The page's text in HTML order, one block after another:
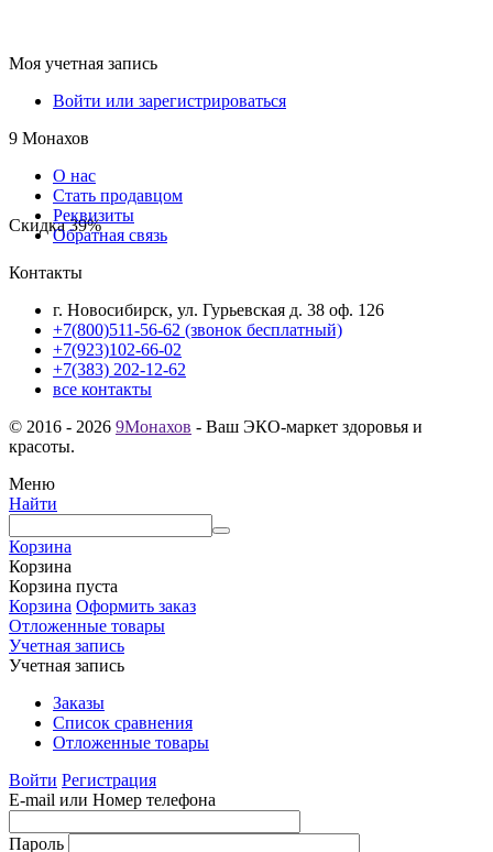
Скидка39%
Моя учетная запись
Войти или зарегистрироваться
9 Монахов
О нас
Стать продавцом
Реквизиты
Обратная связь
Контакты
г. Новосибирск, ул. Гурьевская д. 38 оф. 126
+7(800)511-56-62 (звонок бесплатный)
+7(923)102-66-02
+7(383) 202-12-62
все контакты
© 2016 - 2026 9Монахов - Ваш ЭКО-маркет здоровья и
красоты.
Меню
Найти
Корзина
Корзина
Корзина пуста
Корзина Оформить заказ
Отложенные товары
Учетная запись
Учетная запись
Заказы
Список сравнения
Отложенные товары
Войти Регистрация
E-mail или Номер телефона
Пароль